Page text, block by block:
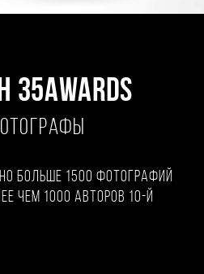
35AWARDS
больше 1500 фотографий
чем 1000 авторов 10-й